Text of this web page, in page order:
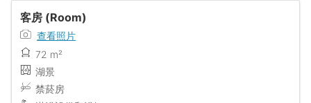
客房 (Room)
查看照片
72 m²
湖景
禁菸房